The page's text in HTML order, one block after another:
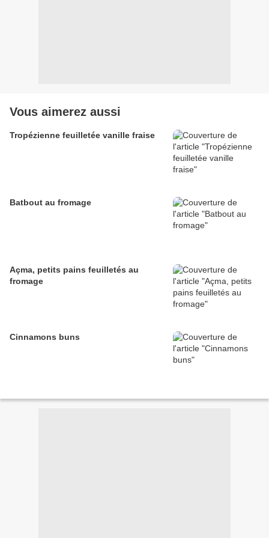
Vous aimerez aussi
Tropézienne feuilletée vanille fraise
Batbout au fromage
Açma, petits pains feuilletés au
fromage
Cinnamons buns